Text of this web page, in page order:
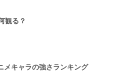
観る？
メキャラの強さランキング